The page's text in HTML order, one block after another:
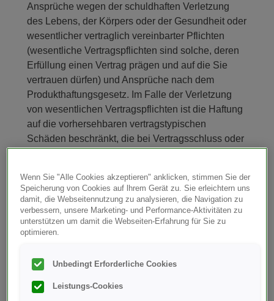
Ansprüche wegen der schuldhaften Verletzung
des Lebens, der Körpers oder der Gesundheit oder
wesentlicher vertraglich vereinbarter Pflichten
(wesentliche Vertragspflichten sind solche, deren
Erfüllung einen Vertrag prägen und auf die Sie
vertrauen dürfen) und Ansprüche nach dem
Produkthaftungsgesetz. Im Falle der Verletzung
von wesentlichen Vertragspflichten ist die Haftung
auf die vorhersehbaren vertragstypischen
Schäden beschränkt, die bei Vertragsschluss oder
Sie erklären sich damit einverstanden, auf diese
Website und deren Inhalte auf eigenes Risiko
zuzugreifen. Der Website-Eigentümer übernimmt
keine Haftung dafür, dass der Zugriff auf die
eigener Benutzerinhalte für diese Website
ununterbrochen, zeitnah, sicher oder fehlerfrei
erfolgen kann.
Wenn Sie "Alle Cookies akzeptieren" anklicken, stimmen Sie der
Speicherung von Cookies auf lhrem Gerät zu. Sie erleichtern uns
damit, die Webseitennutzung zu analysieren, die Navigation zu
verbessern, unsere Marketing- und Performance-Aktivitäten zu
unterstützen um damit die Webseiten-Erfahrung für Sie zu
optimieren.
Unbedingt Erforderliche Cookies
Leistungs-Cookies